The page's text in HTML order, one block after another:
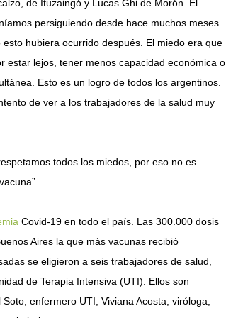
de Ituzaingó y Lucas Ghi de Morón. El
persiguiendo desde hace muchos meses.
hubiera ocurrido después. El miedo era que
estar lejos, tener menos capacidad económica o
Esto es un logro de todos los argentinos.
de ver a los trabajadores de la salud muy
todos los miedos, por eso no es
Covid-19 en todo el país. Las 300.000 dosis
Aires la que más vacunas recibió
se eligieron a seis trabajadores de salud,
de Terapia Intensiva (UTI). Ellos son
enfermero UTI; Viviana Acosta, viróloga;